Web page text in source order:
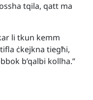
tqila, qatt ma
li tkun kemm
ċkejkna tiegħi,
b’qalbi kollha.”